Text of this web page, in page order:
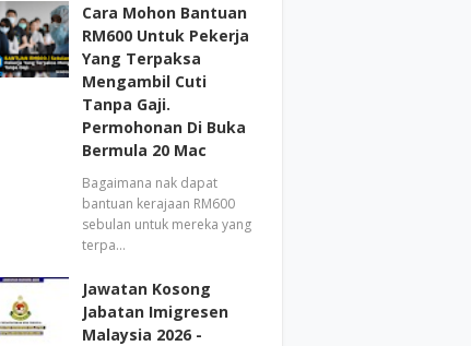
Cara Mohon Bantuan
RM600 Untuk Pekerja
Yang Terpaksa
Mengambil Cuti
Tanpa Gaji.
Permohonan Di Buka
Bermula 20 Mac
Bagaimana nak dapat
bantuan kerajaan RM600
sebulan untuk mereka yang
terpa…
Jawatan Kosong
Jabatan Imigresen
Malaysia 2026 -